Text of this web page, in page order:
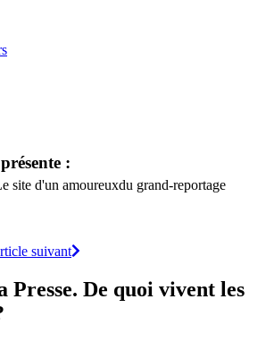
:
site d'un amoureuxdu grand-reportage
suivant
Presse. De quoi vivent les